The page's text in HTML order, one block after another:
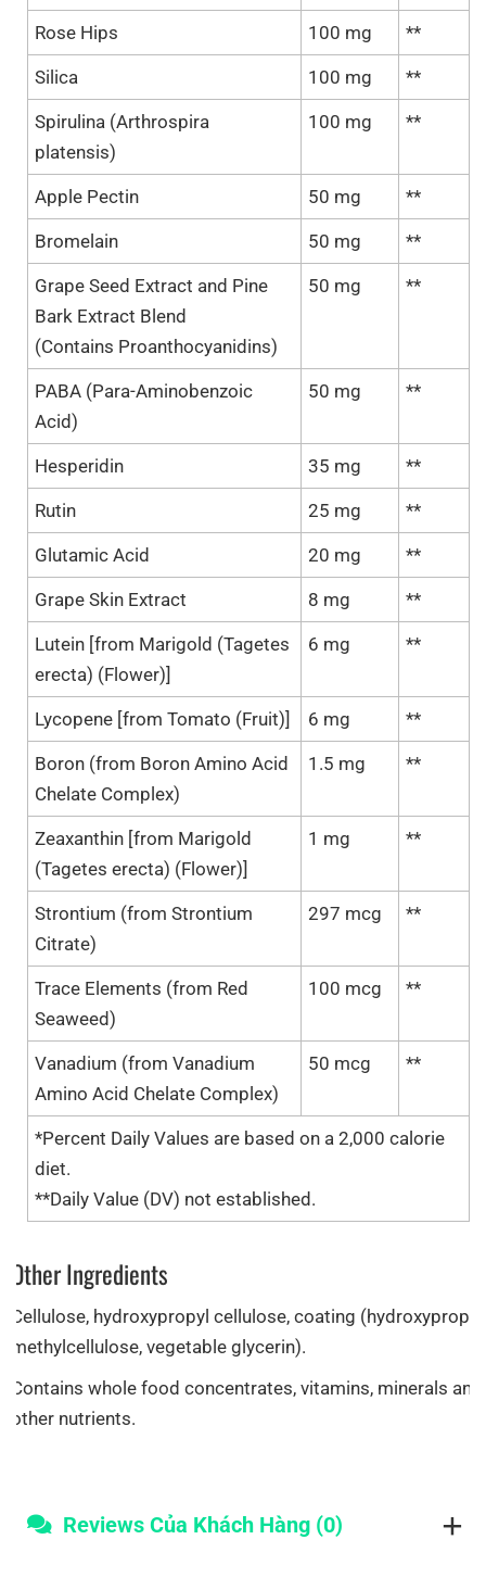
Rose Hips 100 mg **
Silica 100 mg **
Spirulina (Arthrospira
platensis)
100 mg **
Apple Pectin 50 mg **
Bromelain 50 mg **
Grape Seed Extract and Pine
Bark Extract Blend
(Contains Proanthocyanidins)
50 mg **
PABA (Para-Aminobenzoic
Acid)
50 mg **
Hesperidin 35 mg **
Rutin 25 mg **
Glutamic Acid 20 mg **
Grape Skin Extract 8 mg **
Lutein [from Marigold (Tagetes
erecta) (Flower)]
6 mg **
Lycopene [from Tomato (Fruit)] 6 mg **
Boron (from Boron Amino Acid
Chelate Complex)
1.5 mg **
Zeaxanthin [from Marigold
(Tagetes erecta) (Flower)]
1 mg **
Strontium (from Strontium
Citrate)
297 mcg **
Trace Elements (from Red
Seaweed)
100 mcg **
Vanadium (from Vanadium
Amino Acid Chelate Complex)
50 mcg **
*Percent Daily Values are based on a 2,000 calorie
diet.
**Daily Value (DV) not established.
Other Ingredients
Cellulose, hydroxypropyl cellulose, coating (hydroxypropyl
methylcellulose, vegetable glycerin).
Contains whole food concentrates, vitamins, minerals and
other nutrients.
Reviews Của Khách Hàng (0)